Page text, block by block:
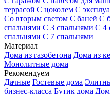
террасой С цоколем С
Со вторым светом С баней С
спальнями С 3 спальнями С 4
спальнями С 7 спальнями
Материал
Дома из газобетона Дома из
Монолитные дома
Рекомендуем
Дачные Гостевые дома
бизнес-класса Бутик дома